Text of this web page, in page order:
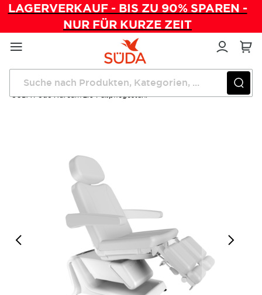
LAGERVERKAUF - BIS ZU 90% SPAREN -
NUR FÜR KURZE ZEIT
Direkt
zum
Inhalt
Startseite
Fußpflegestühle
SÜDA Podo Xdream 2.0 Fußpflegestuhl